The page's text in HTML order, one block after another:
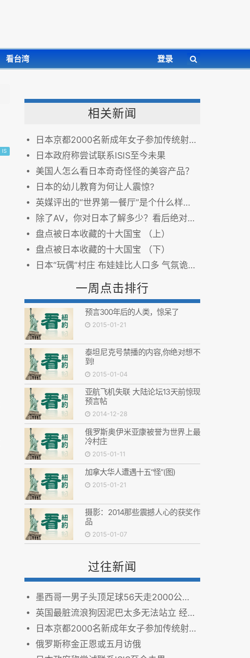
看台湾 登录
IS
相关新闻
日本京都2000名新成年女子参加传统射箭大赛
日本政府称尝试联系ISIS至今未果
美国人怎么看日本奇奇怪怪的美容产品？
日本的幼儿教育为何让人震惊?
英媒评出的“世界第一餐厅”是个什么样？(组图)
除了AV，你对日本了解多少？看后绝对让你震惊！
盘点被日本收藏的十大国宝 （上）
盘点被日本收藏的十大国宝 （下）
日本“玩偶”村庄 布娃娃比人口多 气氛诡异(组图)
一周点击排行
预言300年后的人类，惊呆了
2015-01-21
泰坦尼克号禁播的内容,你绝对想不
到!
2015-01-04
亚航飞机失联 大陆论坛13天前惊现
预言帖
2014-12-28
俄罗斯奥伊米亚康被誉为世界上最
冷村庄
2015-01-11
加拿大华人遭遇十五“怪”(图)
2015-01-21
摄影：2014那些震撼人心的获奖作
品
2015-01-07
过往新闻
墨西哥一男子头顶足球56天走2000公里(图)
英国最脏流浪狗因泥巴太多无法站立 经照料后“变身”（图）
日本京都2000名新成年女子参加传统射箭大赛
俄罗斯称金正恩或五月访俄